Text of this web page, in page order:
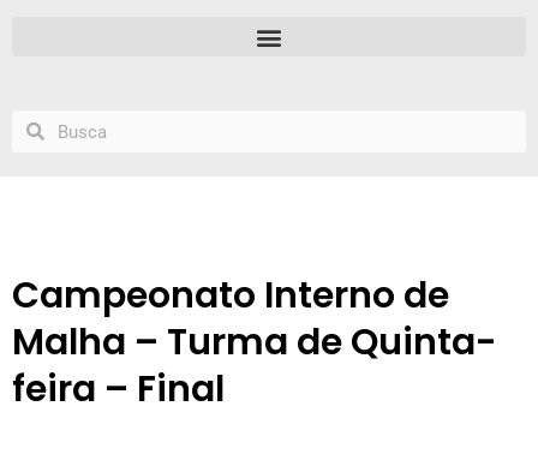
Campeonato Interno de
Malha – Turma de Quinta-
feira – Final